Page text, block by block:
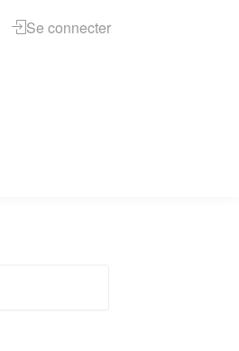
Se connecter